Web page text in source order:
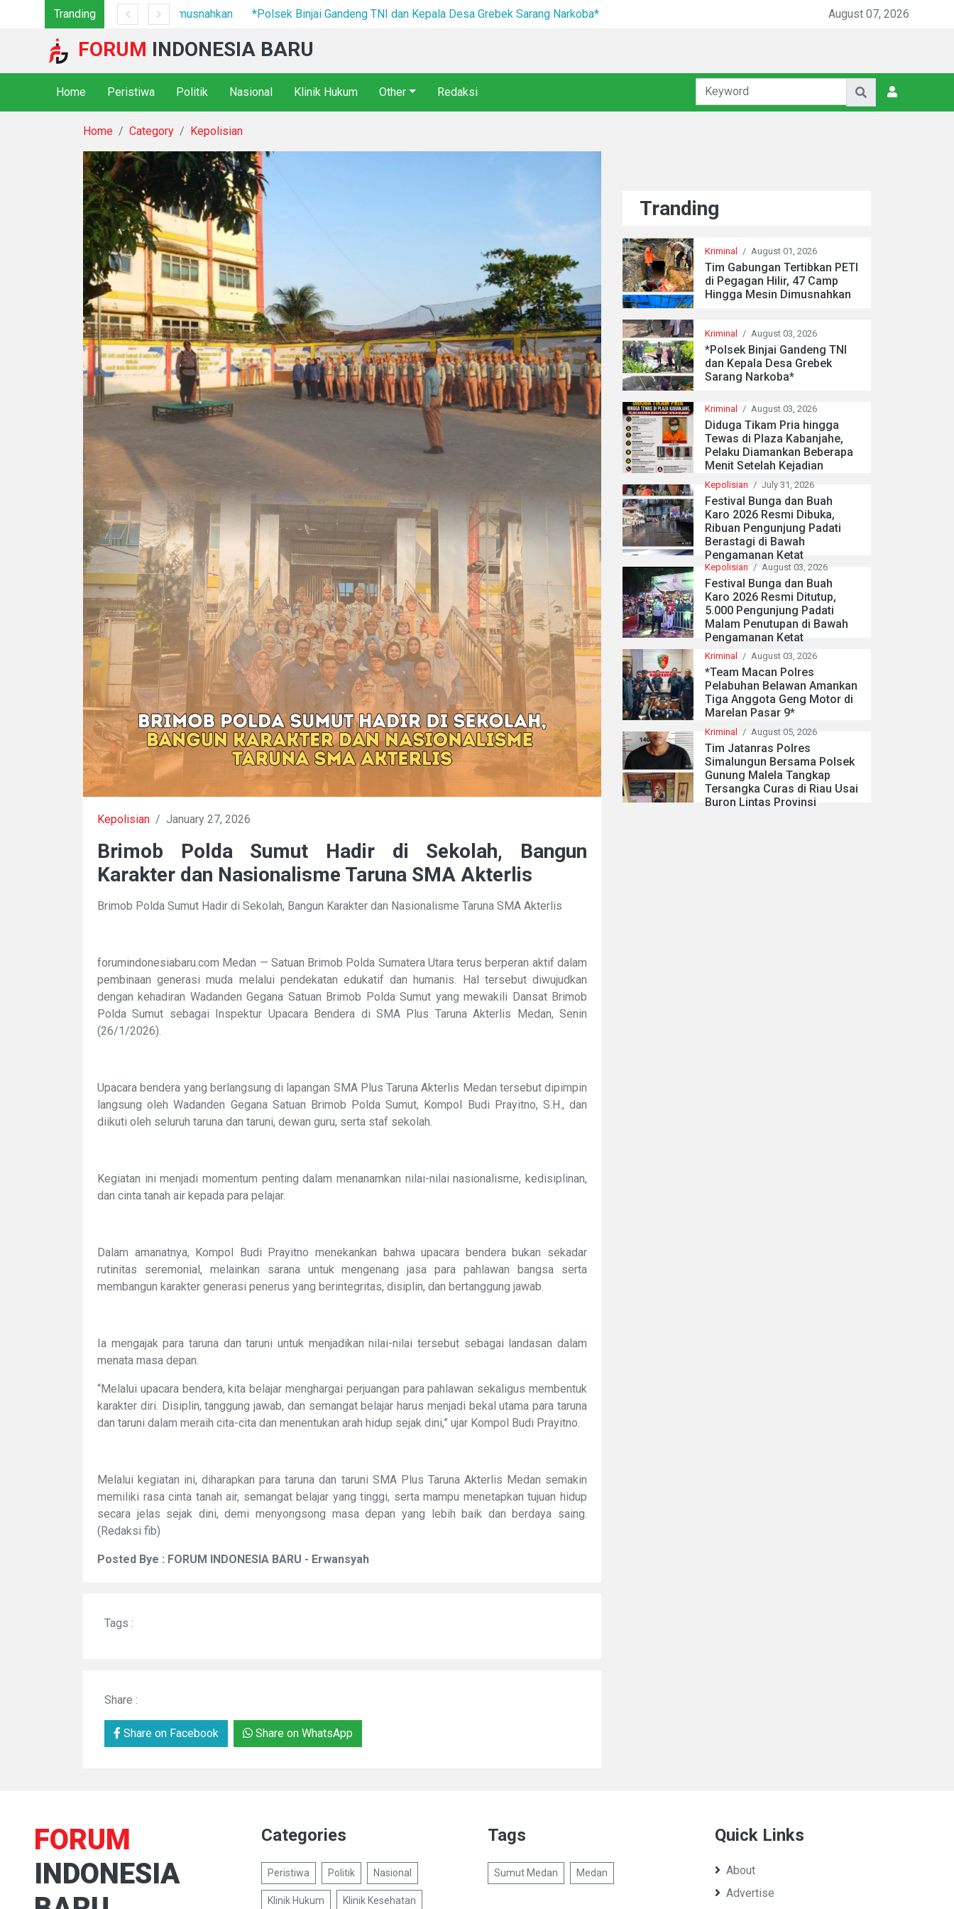
Tranding
Hingga Mesin Dimusnahkan *Polsek Binjai Gandeng TNI dan Kepala Desa Grebek Sarang Narkoba* August 07, 2026
FORUM INDONESIA BARU
Home Peristiwa Politik Nasional Klinik Hukum Other Redaksi
Home Category Kepolisian
Kepolisian / January 27, 2026
Brimob Polda Sumut Hadir di Sekolah, Bangun
Karakter dan Nasionalisme Taruna SMA Akterlis
Brimob Polda Sumut Hadir di Sekolah, Bangun Karakter dan Nasionalisme Taruna SMA Akterlis
forumindonesiabaru.com Medan — Satuan Brimob Polda Sumatera Utara terus berperan aktif dalam
pembinaan generasi muda melalui pendekatan edukatif dan humanis. Hal tersebut diwujudkan
dengan kehadiran Wadanden Gegana Satuan Brimob Polda Sumut yang mewakili Dansat Brimob
Polda Sumut sebagai Inspektur Upacara Bendera di SMA Plus Taruna Akterlis Medan, Senin
(26/1/2026).
Upacara bendera yang berlangsung di lapangan SMA Plus Taruna Akterlis Medan tersebut dipimpin
langsung oleh Wadanden Gegana Satuan Brimob Polda Sumut, Kompol Budi Prayitno, S.H., dan
diikuti oleh seluruh taruna dan taruni, dewan guru, serta staf sekolah.
Kegiatan ini menjadi momentum penting dalam menanamkan nilai-nilai nasionalisme, kedisiplinan,
dan cinta tanah air kepada para pelajar.
Dalam amanatnya, Kompol Budi Prayitno menekankan bahwa upacara bendera bukan sekadar
rutinitas seremonial, melainkan sarana untuk mengenang jasa para pahlawan bangsa serta
membangun karakter generasi penerus yang berintegritas, disiplin, dan bertanggung jawab.
Ia mengajak para taruna dan taruni untuk menjadikan nilai-nilai tersebut sebagai landasan dalam
menata masa depan.
“Melalui upacara bendera, kita belajar menghargai perjuangan para pahlawan sekaligus membentuk
karakter diri. Disiplin, tanggung jawab, dan semangat belajar harus menjadi bekal utama para taruna
dan taruni dalam meraih cita-cita dan menentukan arah hidup sejak dini,” ujar Kompol Budi Prayitno.
Melalui kegiatan ini, diharapkan para taruna dan taruni SMA Plus Taruna Akterlis Medan semakin
memiliki rasa cinta tanah air, semangat belajar yang tinggi, serta mampu menetapkan tujuan hidup
secara jelas sejak dini, demi menyongsong masa depan yang lebih baik dan berdaya saing.
(Redaksi fib)
Posted Bye : FORUM INDONESIA BARU - Erwansyah
Tags :
Share :
Share on Facebook Share on WhatsApp
Tranding
Kriminal / August 01, 2026
Tim Gabungan Tertibkan PETI
di Pegagan Hilir, 47 Camp
Hingga Mesin Dimusnahkan
Kriminal / August 03, 2026
*Polsek Binjai Gandeng TNI
dan Kepala Desa Grebek
Sarang Narkoba*
Kriminal / August 03, 2026
Diduga Tikam Pria hingga
Tewas di Plaza Kabanjahe,
Pelaku Diamankan Beberapa
Menit Setelah Kejadian
Kepolisian / July 31, 2026
Festival Bunga dan Buah
Karo 2026 Resmi Dibuka,
Ribuan Pengunjung Padati
Berastagi di Bawah
Pengamanan Ketat
Kepolisian / August 03, 2026
Festival Bunga dan Buah
Karo 2026 Resmi Ditutup,
5.000 Pengunjung Padati
Malam Penutupan di Bawah
Pengamanan Ketat
Kriminal / August 03, 2026
*Team Macan Polres
Pelabuhan Belawan Amankan
Tiga Anggota Geng Motor di
Marelan Pasar 9*
Kriminal / August 05, 2026
Tim Jatanras Polres
Simalungun Bersama Polsek
Gunung Malela Tangkap
Tersangka Curas di Riau Usai
Buron Lintas Provinsi
FORUM
INDONESIA
Categories
Peristiwa Politik Nasional
Klinik Hukum Klinik Kesehatan
Tags
Sumut Medan Medan
Quick Links
About
Advertise